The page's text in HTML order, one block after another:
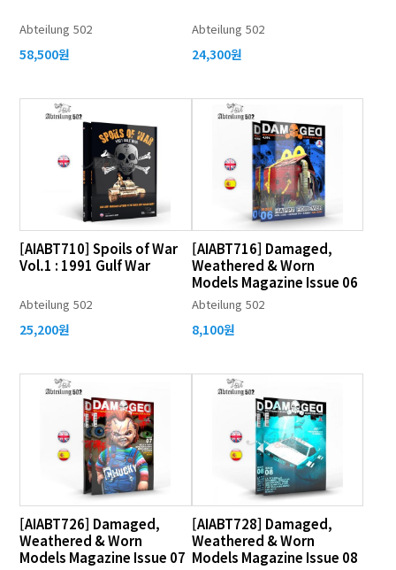
Abteilung 502
58,500원
Abteilung 502
24,300원
[AIABT710] Spoils of War
Vol.1 : 1991 Gulf War
Abteilung 502
25,200원
[AIABT716] Damaged,
Weathered & Worn
Models Magazine Issue 06
Abteilung 502
8,100원
[AIABT726] Damaged,
Weathered & Worn
Models Magazine Issue 07
[AIABT728] Damaged,
Weathered & Worn
Models Magazine Issue 08